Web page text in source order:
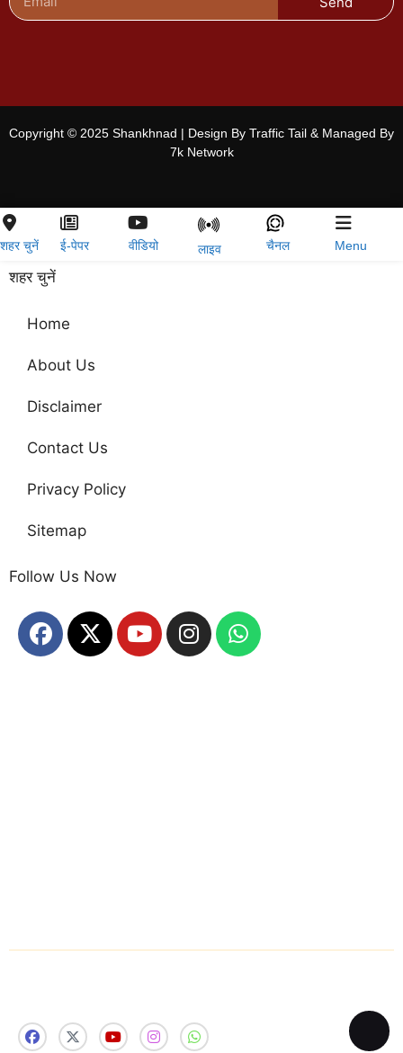
Copyright © 2025 Shankhnad | Design By Traffic Tail & Managed By
7k Network
शहर चुनें ई-पेपर वीडियो लाइव चैनल Menu
शहर चुनें
Home
About Us
Disclaimer
Contact Us
Privacy Policy
Sitemap
Follow Us Now